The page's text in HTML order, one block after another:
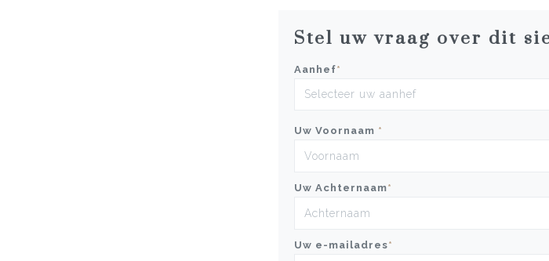
Stel uw vraag over dit
Aanhef*
Uw Voornaam *
Uw Achternaam*
Uw e-mailadres*